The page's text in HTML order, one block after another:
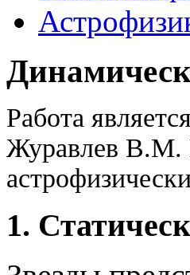
Работа
Журавлев В.М.
1.